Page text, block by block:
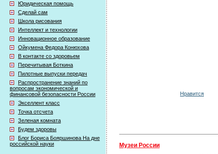
Юридическая помощь
Сделай сам
Школа рисования
Интеллект и технологии
Инновационное образование
Ойкумена Федора Конюхова
В контакте со здоровьем
Перечитывая Боткина
Пилотные выпуски передач
Распространение знаний по
вопросам экономической и
финансовой безопасности России
Экселлент класс
Точка отсчета
Зеленая комната
Будем здоровы
Блог Бориса Бояршинова На дне
российской науки
Нравится
Музеи России